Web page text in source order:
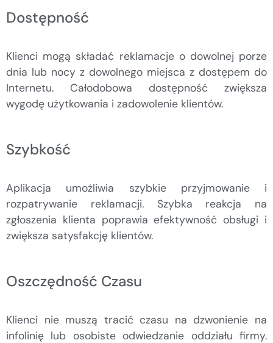
Dostępność
Klienci mogą składać reklamacje o dowolnej porze
dnia lub nocy z dowolnego miejsca z dostępem do
Internetu. Całodobowa dostępność zwiększa
wygodę użytkowania i zadowolenie klientów.
Szybkość
Aplikacja umożliwia szybkie przyjmowanie i
rozpatrywanie reklamacji. Szybka reakcja na
zgłoszenia klienta poprawia efektywność obsługi i
zwiększa satysfakcję klientów.
Oszczędność Czasu
Klienci nie muszą tracić czasu na dzwonienie na
infolinię lub osobiste odwiedzanie oddziału firmy.